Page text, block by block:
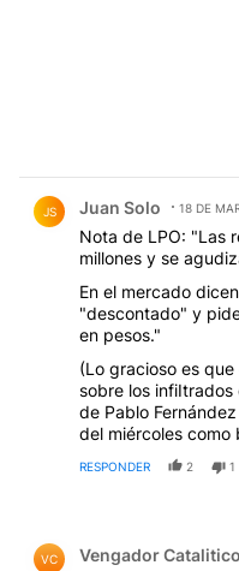
JS Juan Solo 18 DE
Nota de LPO: "Las
millones y se
En el mercado
"descontado" y
en pesos."
(Lo gracioso es
sobre los
de Pablo
del miércoles como
RESPONDER 2 1
VC Vengador Catalitico